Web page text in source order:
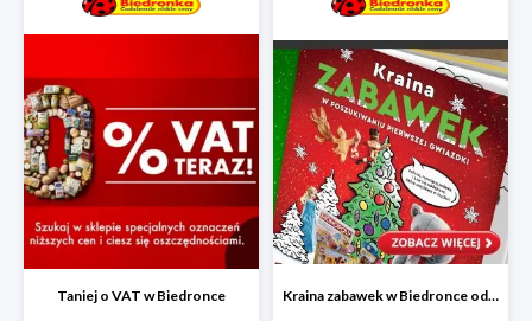
Taniej o VAT w Biedronce Kraina zabawek w Biedronce od 19,99 zł